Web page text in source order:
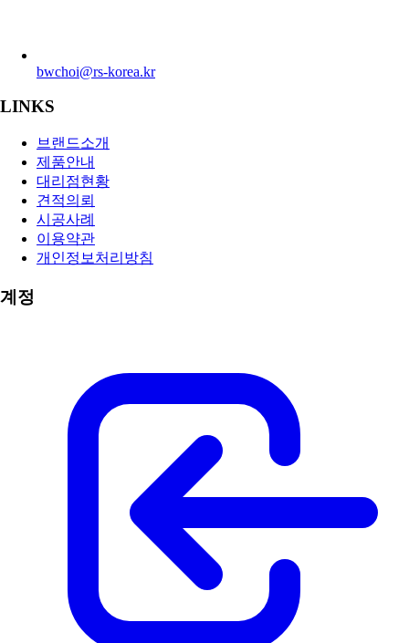
bwchoi@rs-korea.kr
LINKS
브랜드소개
제품안내
대리점현황
견적의뢰
시공사례
이용약관
개인정보처리방침
계정